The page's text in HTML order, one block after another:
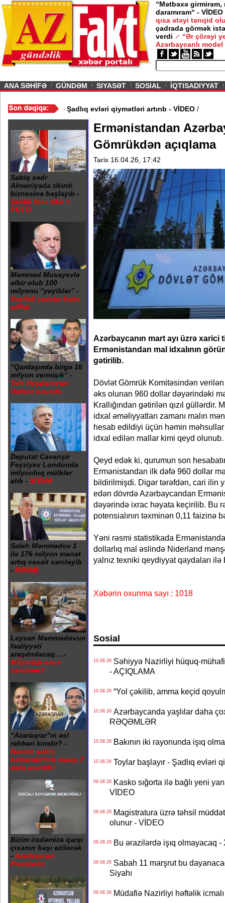
“Mətbəxə girmirəm,
daramıram“ - VİDEO
qısa ətəyi tənqid
çadrada görmək
verdi
“Ər çörəyi
Azərbaycanlı model
ANA SƏHİFƏ GÜNDƏM SIYASƏT SOSIAL İQTISADIYYAT
/Toylar başlayır - Şadlıq evləri qiymətləri artırıb - VİDEO
Sabiq sədr
Almaniyada tikinti
biznesinə başlayıb -
Şərikli bina tikir +
FOTO
Məmməd Musayevlə
əlbir olub 100
milyonu “yeyiblər” -
Vəzifəli şəxslər həbs
edildi
“Qardaşımla birgə 16
milyon vermişik” -
Tale Heydərovun
ifadəsi oxundu
Deputat Cavanşir
Feyziyev Londonda
milyonluq mülklər
alıb - SİYAHI
Saleh Məmmədov 1
ilə 176 milyon manat
artıq vəsait xərcləyib
- RƏSMİ
Leysan Məmmədovun
fəaliyyəti
araşdırılacaq….-
Milyonlar necə
xərclənir?
“Azəraqrar”ın əsl
rəhbəri kimdir? -
Nazirin sabiq
komandirinin maaşı 7
dəfə artırılıb?
Bizim iradəmizə qarşı
çıxanın başı əziləcək
- Azərbaycan
Prezidenti
Ermənistandan
Gömrükdən açıqlama
Tarix 16.04.26, 17:42
Azərbaycanın mart ayı üzrə xarici
Ermənistandan mal idxalının
gətirilib.
Dövlət Gömrük Komitəsindən
əks olunan 960 dollar dəyərindəki
Krallığından gətirilən qızıl güllərdir.
idxal əməliyyatları zamanı malın
hesab edildiyi üçün həmin
idxal edilən mallar kimi qeyd olunub.
Qeyd edək ki, qurumun son
Ermənistandan ilk dəfə 960 dollar
bildirilmişdi. Digər tərəfdən, cari ilin
edən dövrdə Azərbaycandan
dəyərində ixrac həyata keçirilib. Bu
potensialının təxminən 0,11 faizinə
Yəni rəsmi statistikada
dollarlıq mal əslində Niderland
yalnız texniki qeydiyyat qaydaları ilə
Xəbərin oxunma sayı : 1018
Sosial
10.08.26Səhiyyə Nazirliyi hüquq-
- AÇIQLAMA
10.08.26“Yol çəkilib, amma keçid
10.08.26Azərbaycanda yaşlılar daha
RƏQƏMLƏR
10.08.26Bakının iki rayonunda işıq
10.08.26Toylar başlayır - Şadlıq evləri
09.08.26Kasko sığorta ilə bağlı yeni
VİDEO
09.08.26Magistratura üzrə təhsil
olunur - VİDEO
09.08.26Bu ərazilərdə işıq olmayacaq
09.08.26Sabah 11 marşrut bu
Siyahı
09.08.26Müdafiə Nazirliyi həftəlik